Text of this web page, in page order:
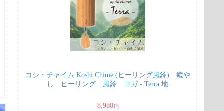
コシ・チャイム Koshi Chime (ヒーリング風鈴) 癒や
し ヒーリング 風鈴 ヨガ - Terra 地
8,980 円